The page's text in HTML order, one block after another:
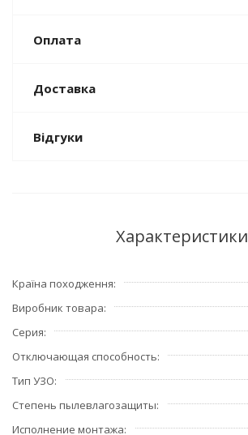
Оплата
Доставка
Відгуки
Характеристики
Країна походження
Виробник товара
Серия
Отключающая способность
Тип УЗО
Степень пылевлагозащиты
Исполнение монтажа